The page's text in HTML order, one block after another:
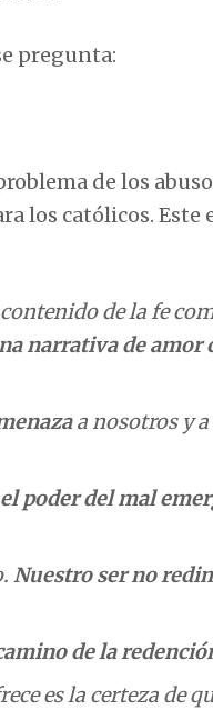
pregunta:
de los
los católicos. Este
de la fe
narrativa de amor
a nosotros y a
el poder del mal
Nuestro ser no
de la
es la certeza de